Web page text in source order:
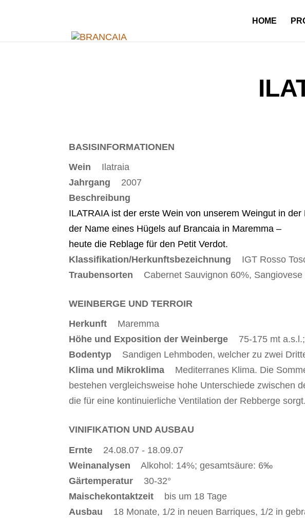
HOME
BASISINFORMATIONEN
Wein
Ilatraia
Jahrgang
2007
Beschreibung
ILATRAIA ist der erste Wein von unserem Weingut in
der Name eines Hügels auf Brancaia in Maremma –
heute die Reblage für den Petit Verdot.
Klassifikation/Herkunftsbezeichnung
IGT Rosso
Traubensorten
Cabernet Sauvignon 60%,
WEINBERGE UND TERROIR
Herkunft
Maremma
Höhe und Exposition der Weinberge
75-175 mt
Bodentyp
Sandigen Lehmboden, welcher zu zwei
Klima und Mikroklima
Mediterranes Klima. Die
bestehen vergleichsweise hohe Unterschiede zwischen
die für eine kontinuierliche Ventilation der Rebberge sorgt.
VINIFIKATION UND AUSBAU
Ernte
24.08.07 - 18.09.07
Weinanalysen
Alkohol: 14%; gesamtsäure: 6‰
Gärtemperatur
30-32°
Maischekontaktzeit
bis um 18 Tage
Ausbau
18 Monate, 1/2 in neuen Barriques, 1/2 in